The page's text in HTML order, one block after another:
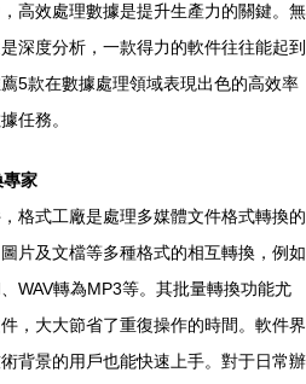
高效處理數據是提升生產力的關鍵。無
深度分析，一款得力的軟件往往能起到
5款在數據處理領域表現出色的高效率
任務。
專家
格式工廠是處理多媒體文件格式轉換的
片及文檔等多種格式的相互轉換，例如
WAV轉為MP3等。其批量轉換功能尤
，大大節省了重復操作的時間。軟件界
背景的用戶也能快速上手。對于日常辦